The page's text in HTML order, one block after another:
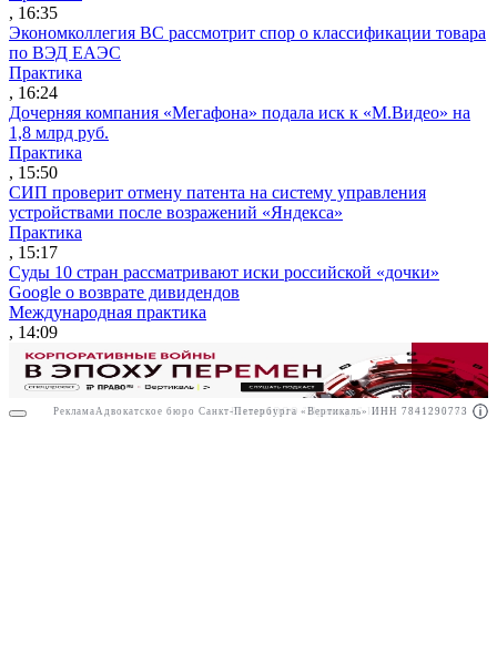
РекламаООО "Право.ру" ИНН: 7704835288
, 16:35
Экономколлегия ВС рассмотрит спор о классификации товара
по ВЭД ЕАЭС
Практика
, 16:24
Дочерняя компания «Мегафона» подала иск к «М.Видео» на
1,8 млрд руб.
Практика
, 15:50
СИП проверит отмену патента на систему управления
устройствами после возражений «Яндекса»
Практика
, 15:17
Суды 10 стран рассматривают иски российской «дочки»
Google о возврате дивидендов
Международная практика
, 14:09
Реклама Адвокатское бюро Санкт-Петербурга «Вертикаль» ИНН 7841290773